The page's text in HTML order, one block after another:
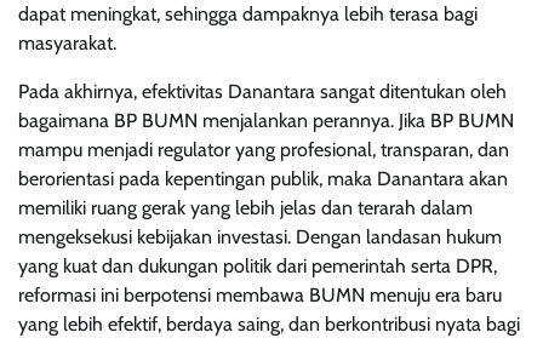
dapat meningkat, sehingga dampaknya lebih terasa bagi
masyarakat.
Pada akhirnya, efektivitas Danantara sangat ditentukan oleh
bagaimana BP BUMN menjalankan perannya. Jika BP BUMN
mampu menjadi regulator yang profesional, transparan, dan
berorientasi pada kepentingan publik, maka Danantara akan
memiliki ruang gerak yang lebih jelas dan terarah dalam
mengeksekusi kebijakan investasi. Dengan landasan hukum
yang kuat dan dukungan politik dari pemerintah serta DPR,
reformasi ini berpotensi membawa BUMN menuju era baru
yang lebih efektif, berdaya saing, dan berkontribusi nyata bagi